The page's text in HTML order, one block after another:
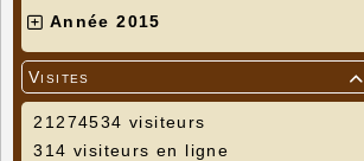
Année 2015

Visites
21274534 visiteurs
314 visiteurs en ligne